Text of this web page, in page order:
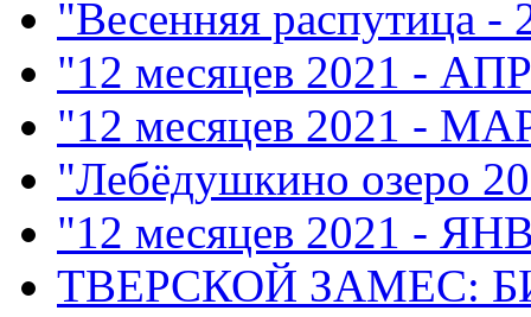
"Весенняя распутица -
"12 месяцев 2021 -
"12 месяцев 2021 -
"Лебёдушкино озеро
"12 месяцев 2021 -
ТВЕРСКОЙ ЗАМЕС: